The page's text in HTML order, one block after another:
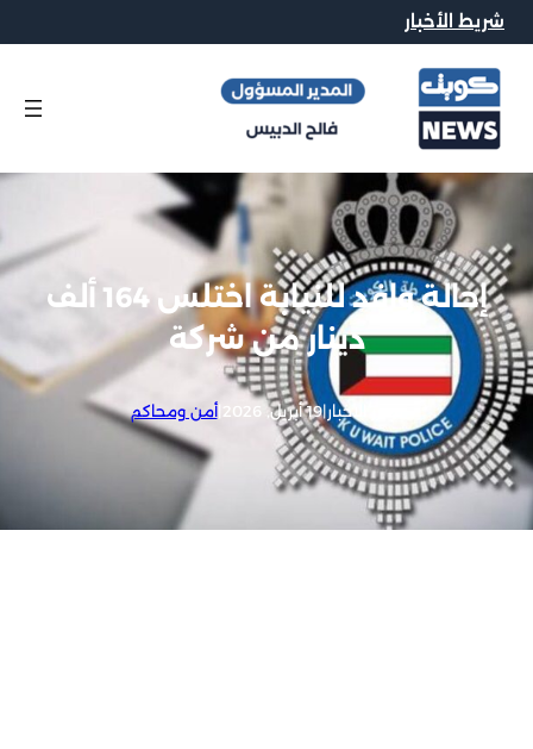
شريط الأخبار
إحالة وافد للنيابة اختلس 164 ألف
دينار من شركة
محرر الاخبار|19 أبريل, 2026 |أمن ومحاكم